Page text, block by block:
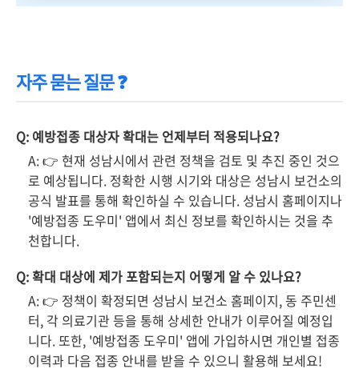
자주 묻는 질문 ❓
Q: 예방접종 대상자 확대는 언제부터 적용되나요?
A: 👉 현재 성남시에서 관련 정책을 검토 및 추진 중인 것으
로 예상됩니다. 정확한 시행 시기와 대상은 성남시 보건소의
공식 발표를 통해 확인하실 수 있습니다. 성남시 홈페이지나
'예방접종 도우미' 앱에서 최신 정보를 확인하시는 것을 추
천합니다.
Q: 확대 대상에 제가 포함되는지 어떻게 알 수 있나요?
A: 👉 정책이 확정되면 성남시 보건소 홈페이지, 동 주민센
터, 각 의료기관 등을 통해 상세한 안내가 이루어질 예정입
니다. 또한, '예방접종 도우미' 앱에 가입하시면 개인별 접종
이력과 다음 접종 안내를 받을 수 있으니 활용해 보세요!